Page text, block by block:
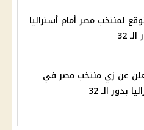
لمنتخب مصر أمام أستراليا
32
عن زي منتخب مصر في
بدور الـ 32